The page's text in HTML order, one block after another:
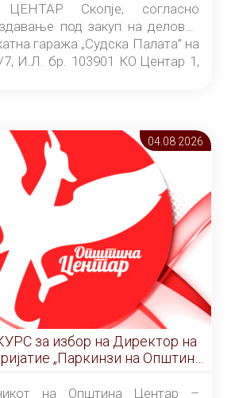
Скопје, согласно
под закуп на деловен
гаража „Судска Палата” на
И.Л. бр. 103901 КО Центар 1,
9/2026), за времетраење од 3
од денот на потпишувањето на
закуп со најповолниот
04.08 2026
на
на Општина
на Општина Центар –